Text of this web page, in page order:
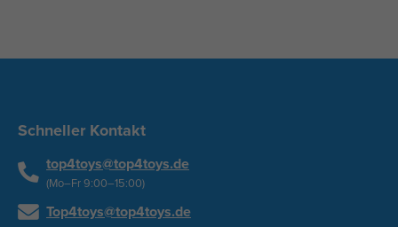
Schneller Kontakt
top4toys@top4toys.de
(Mo–Fr 9:00–15:00)
Top4toys@top4toys.de